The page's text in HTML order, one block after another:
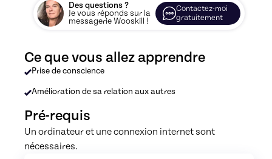
Des questions ?
Je vous réponds sur la
messagerie Wooskill !
Contactez-moi
gratuitement
Ce que vous allez apprendre
Prise de conscience
Amélioration de sa relation aux autres
Pré-requis
Un ordinateur et une connexion internet sont
nécessaires.